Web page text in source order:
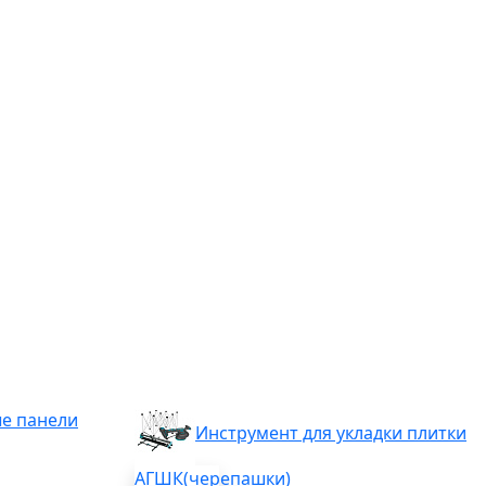
панели
Инструмент для укладки плитки
АГШК(черепашки)